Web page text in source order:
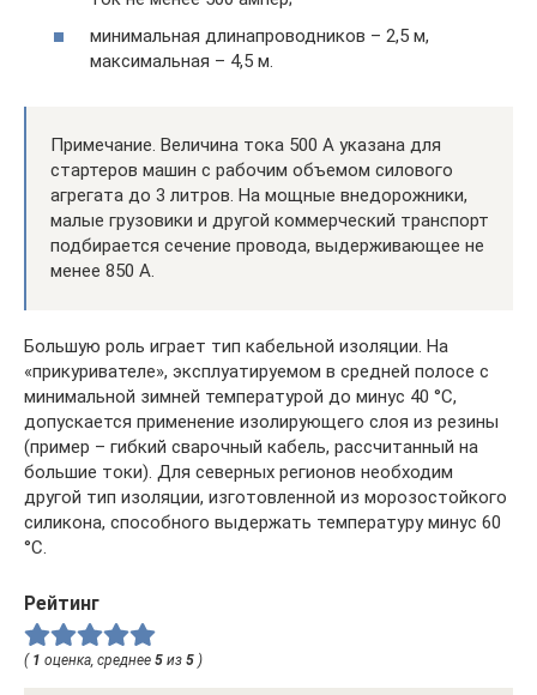
минимальная длинапроводников – 2,5 м,
максимальная – 4,5 м.
Примечание. Величина тока 500 А указана для
стартеров машин с рабочим объемом силового
агрегата до 3 литров. На мощные внедорожники,
малые грузовики и другой коммерческий транспорт
подбирается сечение провода, выдерживающее не
менее 850 А.
Большую роль играет тип кабельной изоляции. На
«прикуривателе», эксплуатируемом в средней полосе с
минимальной зимней температурой до минус 40 °С,
допускается применение изолирующего слоя из резины
(пример – гибкий сварочный кабель, рассчитанный на
большие токи). Для северных регионов необходим
другой тип изоляции, изготовленной из морозостойкого
силикона, способного выдержать температуру минус 60
°С.
Рейтинг
( 1 оценка, среднее 5 из 5 )